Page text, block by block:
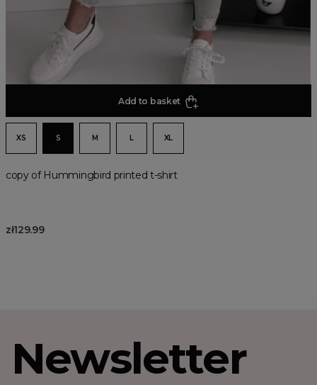
Add to basket
XS S M L XL
copy of Hummingbird printed t-shirt
zł129.99
Newsletter